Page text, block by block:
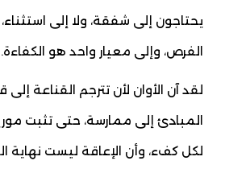
يحتاجون إلى شفقة، ولا إلى
الفرص، وإلى معيار واحد هو الكفاءة.
لقد آن الأوان لأن تترجم القناعة إلى
المبادئ إلى ممارسة، حتى تثبت
لكل كفء، وأن الإعاقة ليست نهاية